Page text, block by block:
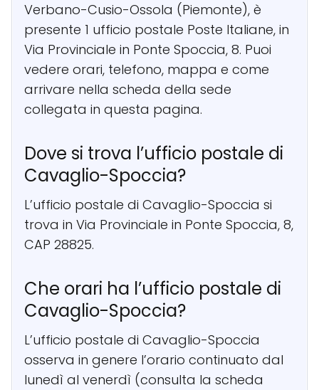
Verbano-Cusio-Ossola (Piemonte), è
presente 1 ufficio postale Poste Italiane, in
Via Provinciale in Ponte Spoccia, 8. Puoi
vedere orari, telefono, mappa e come
arrivare nella scheda della sede
collegata in questa pagina.
Dove si trova l’ufficio postale di
Cavaglio-Spoccia?
L’ufficio postale di Cavaglio-Spoccia si
trova in Via Provinciale in Ponte Spoccia, 8,
CAP 28825.
Che orari ha l’ufficio postale di
Cavaglio-Spoccia?
L’ufficio postale di Cavaglio-Spoccia
osserva in genere l’orario continuato dal
lunedì al venerdì (consulta la scheda